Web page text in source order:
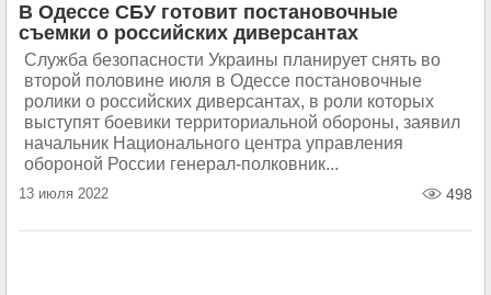
В Одессе СБУ готовит постановочные
съемки о российских диверсантах
Служба безопасности Украины планирует снять во
второй половине июля в Одессе постановочные
ролики о российских диверсантах, в роли которых
выступят боевики территориальной обороны, заявил
начальник Национального центра управления
обороной России генерал-полковник...
13 июля 2022 498